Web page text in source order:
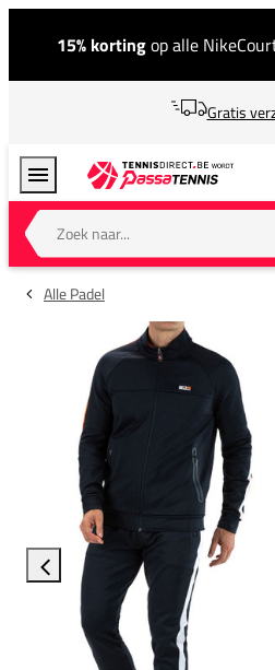
15% kortingop alle
Gratis
Zoek naar...
Alle Padel